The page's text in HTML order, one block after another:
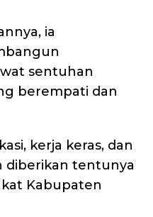
ia
sentuhan
berempati dan
kerja keras, dan
diberikan tentunya
Kabupaten